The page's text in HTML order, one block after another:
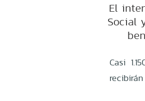
El
Social
Casi